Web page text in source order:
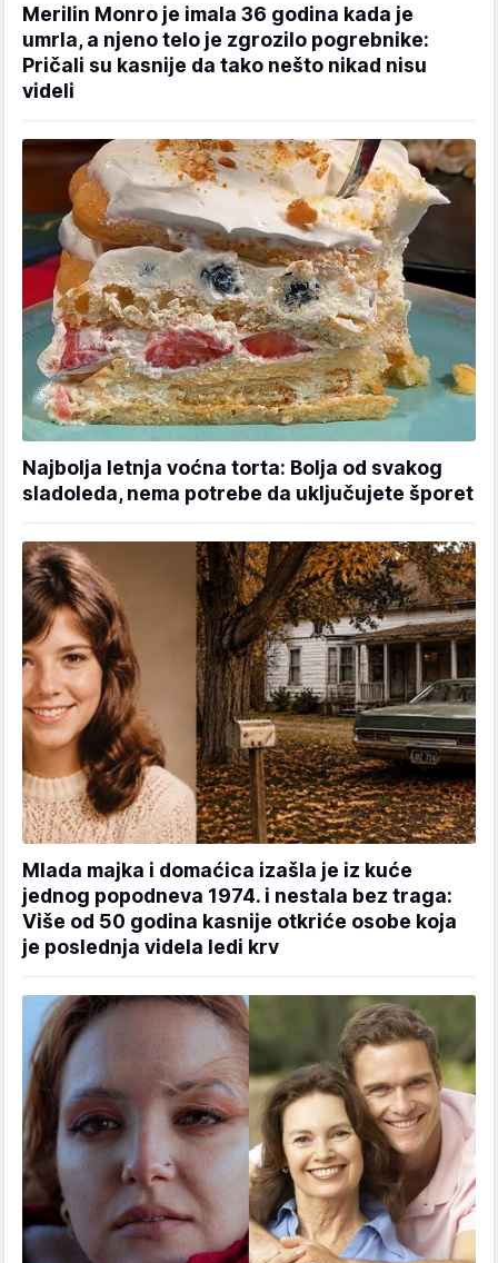
Merilin Monro je imala 36 godina kada je
umrla, a njeno telo je zgrozilo pogrebnike:
Pričali su kasnije da tako nešto nikad nisu
videli
Najbolja letnja voćna torta: Bolja od svakog
sladoleda, nema potrebe da uključujete šporet
Mlada majka i domaćica izašla je iz kuće
jednog popodneva 1974. i nestala bez traga:
Više od 50 godina kasnije otkriće osobe koja
je poslednja videla ledi krv